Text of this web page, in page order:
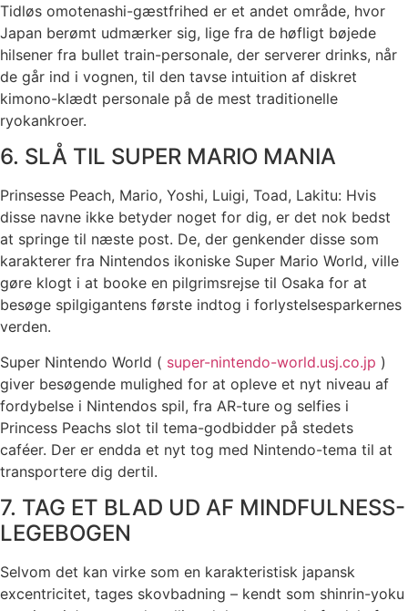
Tidløs omotenashi-gæstfrihed er et andet område, hvor
Japan berømt udmærker sig, lige fra de høfligt bøjede
hilsener fra bullet train-personale, der serverer drinks, når
de går ind i vognen, til den tavse intuition af diskret
kimono-klædt personale på de mest traditionelle
ryokankroer.
6. SLÅ TIL SUPER MARIO MANIA
Prinsesse Peach, Mario, Yoshi, Luigi, Toad, Lakitu: Hvis
disse navne ikke betyder noget for dig, er det nok bedst
at springe til næste post. De, der genkender disse som
karakterer fra Nintendos ikoniske Super Mario World, ville
gøre klogt i at booke en pilgrimsrejse til Osaka for at
besøge spilgigantens første indtog i forlystelsesparkernes
verden.
Super Nintendo World ( super-nintendo-world.usj.co.jp )
giver besøgende mulighed for at opleve et nyt niveau af
fordybelse i Nintendos spil, fra AR-ture og selfies i
Princess Peachs slot til tema-godbidder på stedets
caféer. Der er endda et nyt tog med Nintendo-tema til at
transportere dig dertil.
7. TAG ET BLAD UD AF MINDFULNESS-
LEGEBOGEN
Selvom det kan virke som en karakteristisk japansk
excentricitet, tages skovbadning – kendt som shinrin-yoku